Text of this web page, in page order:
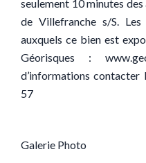
seulement 10 minutes
de Villefranche s/S.
auxquels ce bien est
Géorisques :
d’informations
57
Galerie Photo